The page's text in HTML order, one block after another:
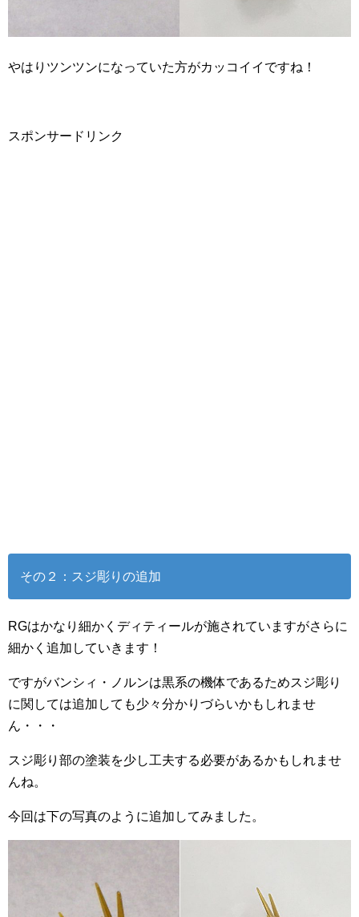
やはりツンツンになっていた方がカッコイイですね！
スポンサードリンク
その２：スジ彫りの追加
RGはかなり細かくディティールが施されていますがさらに
細かく追加していきます！
ですがバンシィ・ノルンは黒系の機体であるためスジ彫り
に関しては追加しても少々分かりづらいかもしれませ
ん・・・
スジ彫り部の塗装を少し工夫する必要があるかもしれませ
んね。
今回は下の写真のように追加してみました。